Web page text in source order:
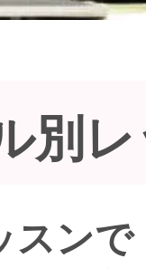
別
スンで